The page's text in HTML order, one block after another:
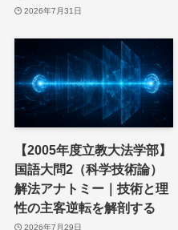
2026年7月31日
【2005年度立教大法学部】
国語大問2（科学技術論）
解法アナトミー｜技術と理
性の主客逆転を解剖する
2026年7月29日